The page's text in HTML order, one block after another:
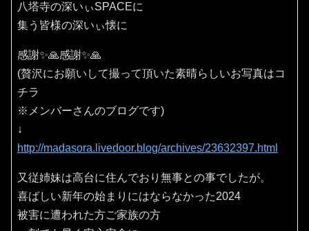
八塔寺の深いぃSPACEに
集う皆様の深いぃ懐に
感謝✨🙏感謝✨🙏
(贅沢にお願いして撮って頂いた素晴らしいお写真はコ
チラ
※メンバーさんのブログです)
↓
http://madasora.livedoor.blog/archives/23632397.html
又従姉妹は高台に住んでおり無事との事でしたが。
喜ばしい新年の始まりにはならなかった2024
被害に遭われた方ご家族の方